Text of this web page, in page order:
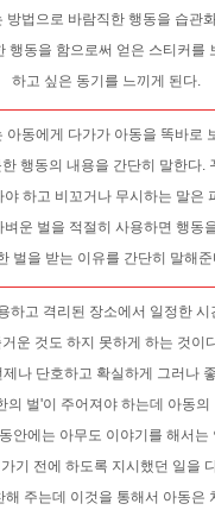
방법으로 바람직한 행동을 습관
행동을 함으로써 얻은 스티커를
하고 싶은 동기를 느끼게 된다.
아동에게 다가가 아동을 똑바로
행동의 내용을 간단히 말한다.
하고 비꼬거나 무시하는 말은
운 벌을 적절히 사용하면 행동
벌을 받는 이유를 간단히 말해
하고 격리된 장소에서 일정한
거운 것도 하지 못하게 하는 것이
나 단호하고 확실하게 그러나
의 벌'이 주어져야 하는데 아동
안에는 아무도 이야기를 해서
기 전에 하도록 지시했던 일을
해 주는데 이것을 통해서 아동은